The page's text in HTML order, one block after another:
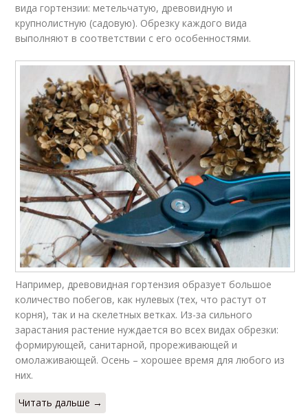
вида гортензии: метельчатую, древовидную и
крупнолистную (садовую). Обрезку каждого вида
выполняют в соответствии с его особенностями.
Например, древовидная гортензия образует большое
количество побегов, как нулевых (тех, что растут от
корня), так и на скелетных ветках. Из-за сильного
зарастания растение нуждается во всех видах обрезки:
формирующей, санитарной, прореживающей и
омолаживающей. Осень – хорошее время для любого из
них.
Читать дальше →